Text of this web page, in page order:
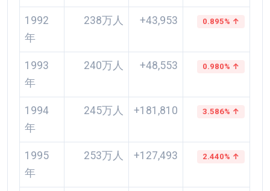
1992
年
238万人 +43,953 0.895% ↑
1993
年
240万人 +48,553 0.980% ↑
1994
年
245万人 +181,810 3.586% ↑
1995
年
253万人 +127,493 2.440% ↑